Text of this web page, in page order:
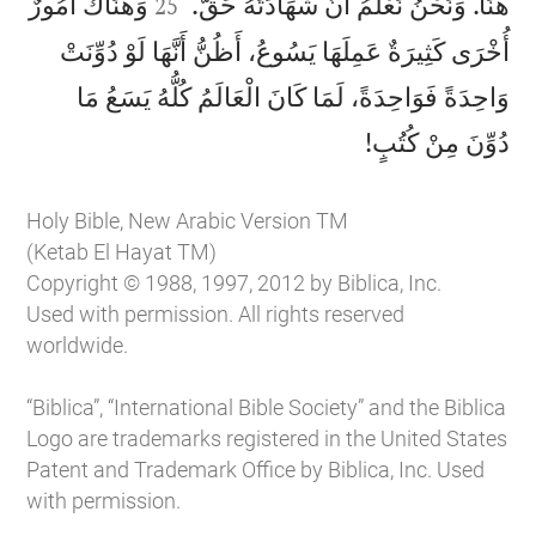
أُخْرَى كَثِيرَةٌ عَمِلَهَا يَسُوعُ، أَظُنُّ أَنَّهَا لَوْ دُوِّنَتْ
وَاحِدَةً فَوَاحِدَةً، لَمَا كَانَ الْعَالَمُ كُلُّهُ يَسَعُ مَا
دُوِّنَ مِنْ كُتُبٍ!
Holy Bible, New Arabic Version TM
(Ketab El Hayat TM)
Copyright © 1988, 1997, 2012 by Biblica, Inc.
Used with permission. All rights reserved
worldwide.
“Biblica”, “International Bible Society” and the Biblica
Logo are trademarks registered in the United States
Patent and Trademark Office by Biblica, Inc. Used
with permission.